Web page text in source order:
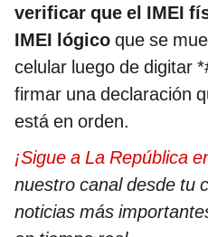
verificar que el IMEI
IMEI lógico que se
celular luego de digitar
firmar una declaración
está en orden.
¡Sigue a La República
nuestro canal desde tu
noticias más